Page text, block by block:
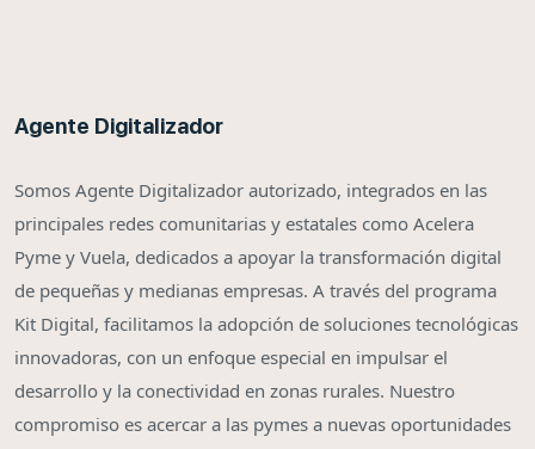
Agente Digitalizador
Somos Agente Digitalizador autorizado, integrados en las
principales redes comunitarias y estatales como Acelera
Pyme y Vuela, dedicados a apoyar la transformación digital
de pequeñas y medianas empresas. A través del programa
Kit Digital, facilitamos la adopción de soluciones tecnológicas
innovadoras, con un enfoque especial en impulsar el
desarrollo y la conectividad en zonas rurales. Nuestro
compromiso es acercar a las pymes a nuevas oportunidades